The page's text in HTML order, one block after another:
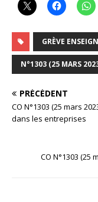
GRÈVE
N°1303 (25 MARS
PRÉCÉDENT
CO N°1303 (25 mars
dans les entreprises
CO N°1303 (25